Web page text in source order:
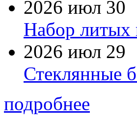
2026 июл 30
Набор литых
2026 июл 29
Стеклянные
подробнее